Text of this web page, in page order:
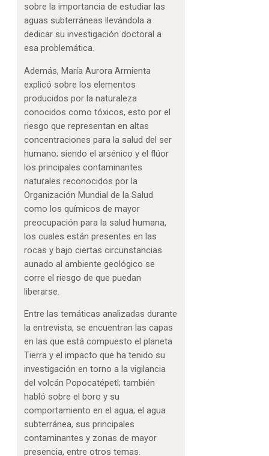
sobre la importancia de estudiar las
aguas subterráneas llevándola a
dedicar su investigación doctoral a
esa problemática.
Además, María Aurora Armienta
explicó sobre los elementos
producidos por la naturaleza
conocidos como tóxicos, esto por el
riesgo que representan en altas
concentraciones para la salud del ser
humano; siendo el arsénico y el flúor
los principales contaminantes
naturales reconocidos por la
Organización Mundial de la Salud
como los químicos de mayor
preocupación para la salud humana,
los cuales están presentes en las
rocas y bajo ciertas circunstancias
aunado al ambiente geológico se
corre el riesgo de que puedan
liberarse.
Entre las temáticas analizadas durante
la entrevista, se encuentran las capas
en las que está compuesto el planeta
Tierra y el impacto que ha tenido su
investigación en torno a la vigilancia
del volcán Popocatépetl; también
habló sobre el boro y su
comportamiento en el agua; el agua
subterránea, sus principales
contaminantes y zonas de mayor
presencia, entre otros temas.